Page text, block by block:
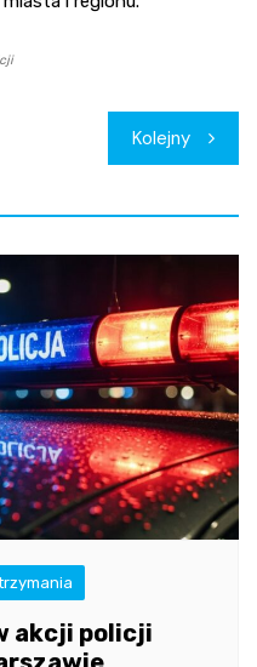
Kolejny
akcji policji